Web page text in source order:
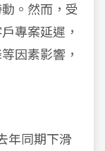
。然而，受
專案延遲，
因素影響，
年同期下滑